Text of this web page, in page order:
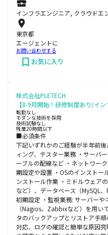
インフラエンジニア, クラウドエ
東京都
エージェントに
お問い合わせする
お気に入り
株式会社PLETECH
【8-9月開始！研修制度あり/イン
転勤なし
モダンな技術を採用
技術試験なし
残業20時間以下
■必須条件
下記いずれかのご経験が半年前
ィング、テスター業務 ・サーバ
ーブルの配線など ・ネットワー
期設定や設置 ・OSのインストー
ンストール作業 ・ミドルウェア
など）、データベース（MySQL
初期設定 ・監視業務: サーバー
（Nagios、Zabbixなど）を用い
タのバックアップとリストア手
対応、ログの確認と簡単な原因